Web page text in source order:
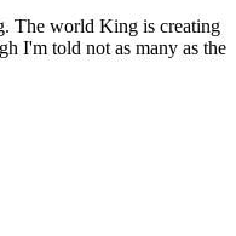
The world King is creating
I'm told not as many as the